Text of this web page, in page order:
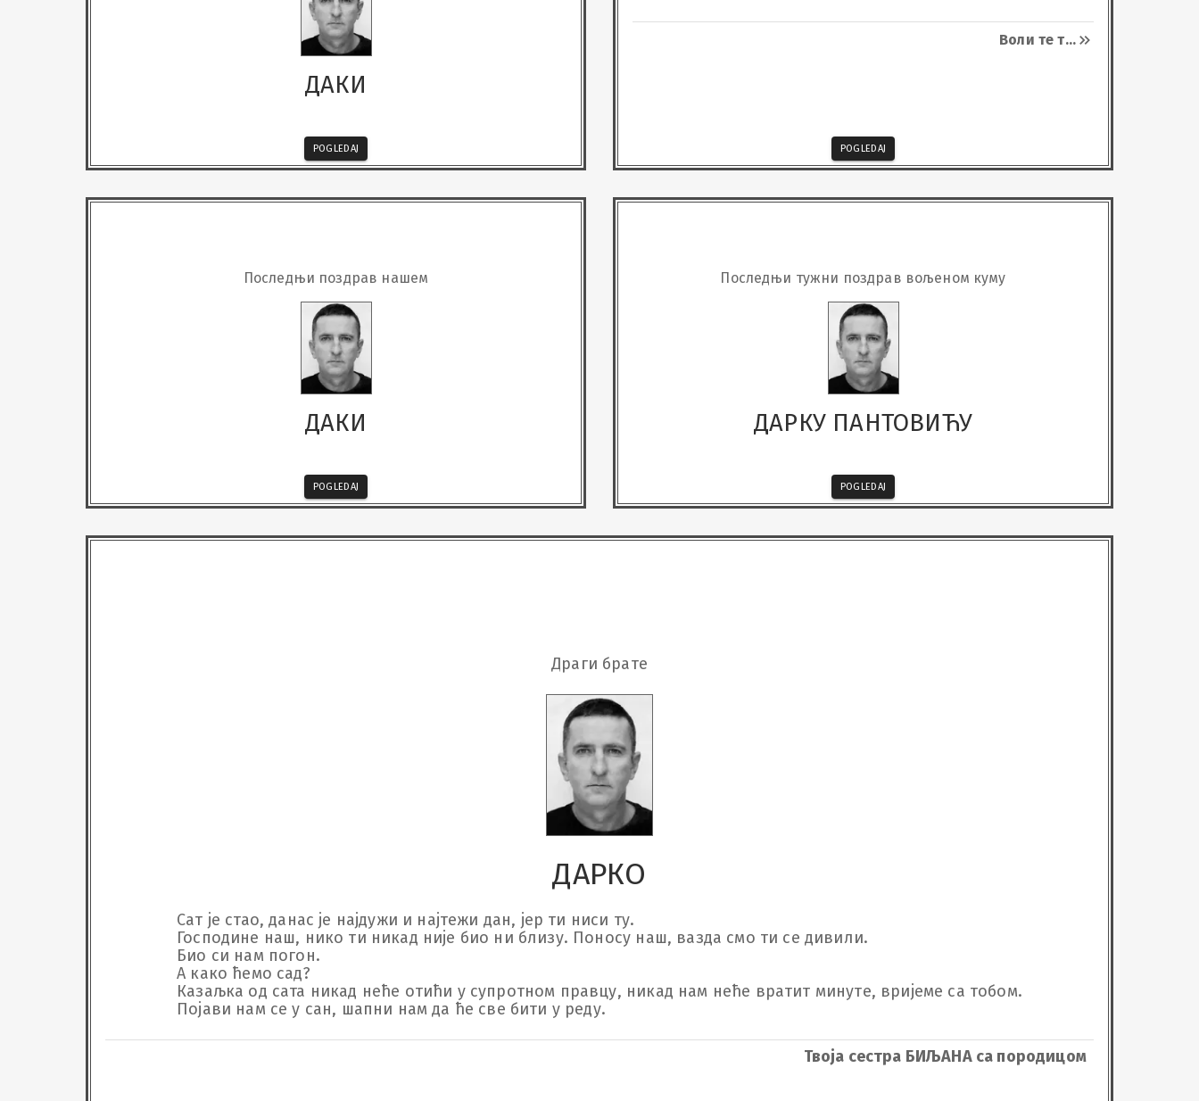
Воли те т...
POGLEDAJ
ДАКИ
POGLEDAJ
Последњи поздрав нашем
ДАКИ
POGLEDAJ
Драги брате
ДАРКО
Сат је стао, данас је најдужи и најтежи дан, јер ти ниси ту.
Господине наш, нико ти никад није био ни близу. Поносу наш, вазда смо ти се дивили.
Био си нам погон.
А како ћемо сад?
Казаљка од сата никад неће отићи у супротном правцу, никад нам неће вратит минуте, вријеме са тобом.
Појави нам се у сан, шапни нам да ће све бити у реду.
Твоја сестра БИЉАНА са породицом
Последњи тужни поздрав вољеном куму
ДАРКУ ПАНТОВИЋУ
POGLEDAJ